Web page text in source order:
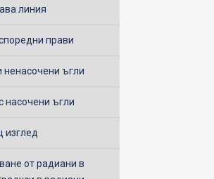
линия
прави
ненасочени ъгли
насочени ъгли
изглед
от радиани в